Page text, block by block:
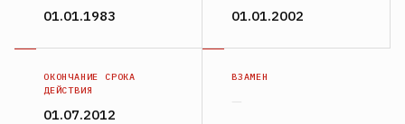
01.01.1983 01.01.2002
ОКОНЧАНИЕ СРОКА
ДЕЙСТВИЯ
01.07.2012
ВЗАМЕН
—